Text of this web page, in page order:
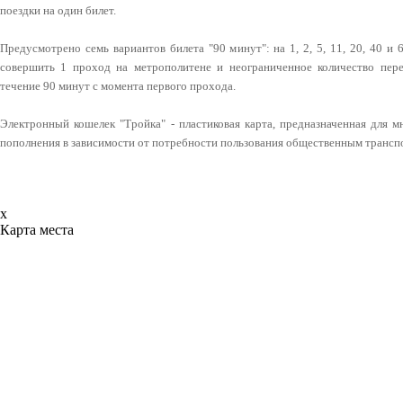
поездки на один билет.
Предусмотрено семь вариантов билета "90 минут": на 1, 2, 5, 11, 20, 40 и
совершить 1 проход на метрополитене и неограниченное количество
течение 90 минут с момента первого прохода.
Электронный кошелек "Тройка" - пластиковая карта, предназначенная для
пополнения в зависимости от потребности пользования общественным
x
Карта места